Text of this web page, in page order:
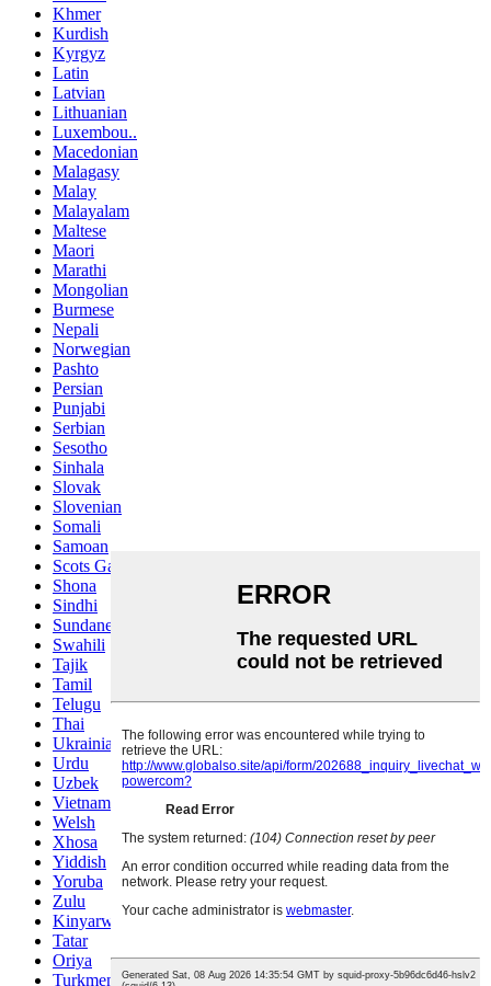
Khmer
Kurdish
Kyrgyz
Latin
Latvian
Lithuanian
Luxembou..
Macedonian
Malagasy
Malay
Malayalam
Maltese
Maori
Marathi
Mongolian
Burmese
Nepali
Norwegian
Pashto
Persian
Punjabi
Serbian
Sesotho
Sinhala
Slovak
Slovenian
Somali
Samoan
Scots Gaelic
Shona
Sindhi
Sundanese
Swahili
Tajik
Tamil
Telugu
Thai
Ukrainian
Urdu
Uzbek
Vietnamese
Welsh
Xhosa
Yiddish
Yoruba
Zulu
Kinyarwanda
Tatar
Oriya
Turkmen